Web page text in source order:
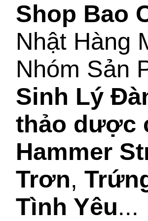
Shop Bao
Nhật Hàng
Nhóm Sản
Sinh Lý
thảo dược
Hammer
Trơn,
Tình Yêu...